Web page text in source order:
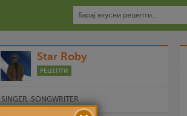
Star Roby
РЕЦЕПТИ
SINGER, SONGWRITER